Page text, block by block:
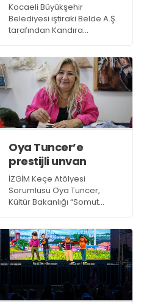
Kocaeli Büyükşehir
Belediyesi iştiraki Belde A.Ş.
tarafından Kandıra
plaja ve denize gelen
miniklere eğlence dolu
anlar yaşattı
Oya Tuncer’e
prestijli unvan
İZGİM Keçe Atölyesi
Sorumlusu Oya Tuncer,
Kültür Bakanlığı “Somut